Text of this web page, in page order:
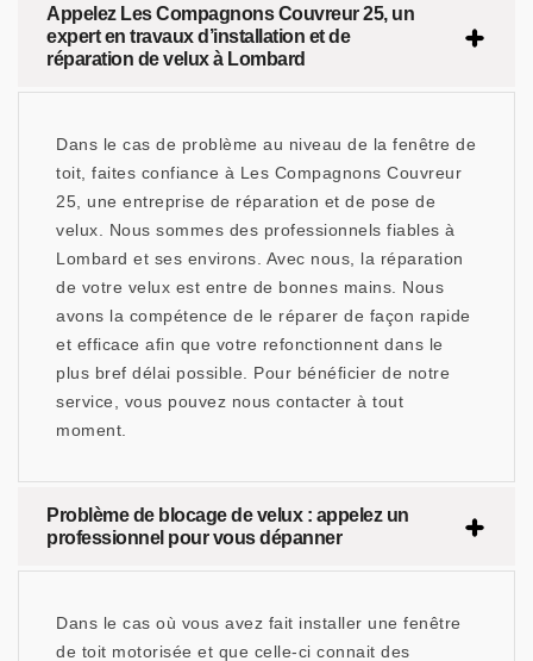
Appelez Les Compagnons Couvreur 25, un
expert en travaux d’installation et de
réparation de velux à Lombard
Dans le cas de problème au niveau de la fenêtre de
toit, faites confiance à Les Compagnons Couvreur
25, une entreprise de réparation et de pose de
velux. Nous sommes des professionnels fiables à
Lombard et ses environs. Avec nous, la réparation
de votre velux est entre de bonnes mains. Nous
avons la compétence de le réparer de façon rapide
et efficace afin que votre refonctionnent dans le
plus bref délai possible. Pour bénéficier de notre
service, vous pouvez nous contacter à tout
moment.
Problème de blocage de velux : appelez un
professionnel pour vous dépanner
Dans le cas où vous avez fait installer une fenêtre
de toit motorisée et que celle-ci connait des